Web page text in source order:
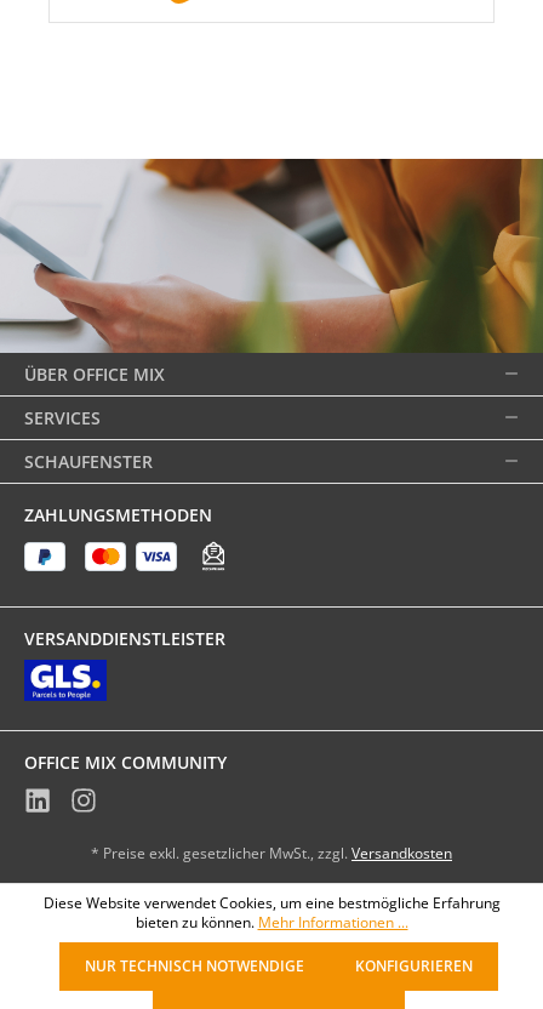
ÜBER OFFICE MIX
SERVICES
SCHAUFENSTER
ZAHLUNGSMETHODEN
VERSANDDIENSTLEISTER
OFFICE MIX COMMUNITY
* Preise exkl. gesetzlicher MwSt., zzgl. Versandkosten
Diese Website verwendet Cookies, um eine bestmögliche Erfahrung
bieten zu können. Mehr Informationen ...
NUR TECHNISCH NOTWENDIGE KONFIGURIEREN